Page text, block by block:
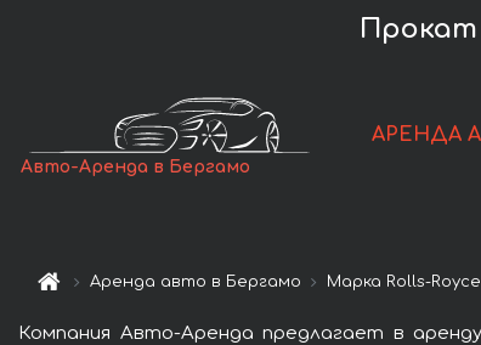
Прокат
Авто-Аренда в Бергамо
АРЕНДА
Аренда авто в Бергамо Марка Rolls-Royce
Компания Авто-Аренда предлагает в